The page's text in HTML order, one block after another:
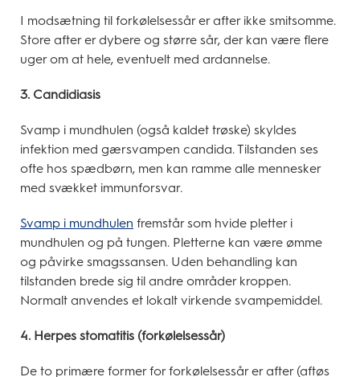
I modsætning til forkølelsessår er after ikke smitsomme.
Store after er dybere og større sår, der kan være flere
uger om at hele, eventuelt med ardannelse.
3. Candidiasis
Svamp i mundhulen (også kaldet trøske) skyldes
infektion med gærsvampen candida. Tilstanden ses
ofte hos spædbørn, men kan ramme alle mennesker
med svækket immunforsvar.
Svamp i mundhulen fremstår som hvide pletter i
mundhulen og på tungen. Pletterne kan være ømme
og påvirke smagssansen. Uden behandling kan
tilstanden brede sig til andre områder kroppen.
Normalt anvendes et lokalt virkende svampemiddel.
4. Herpes stomatitis (forkølelsessår)
De to primære former for forkølelsessår er after (aftøs